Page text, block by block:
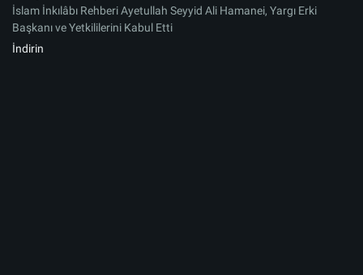
İslam İnkılâbı Rehberi Ayetullah Seyyid Ali Hamanei, Yargı Erki
Başkanı ve Yetkililerini Kabul Etti
İndirin